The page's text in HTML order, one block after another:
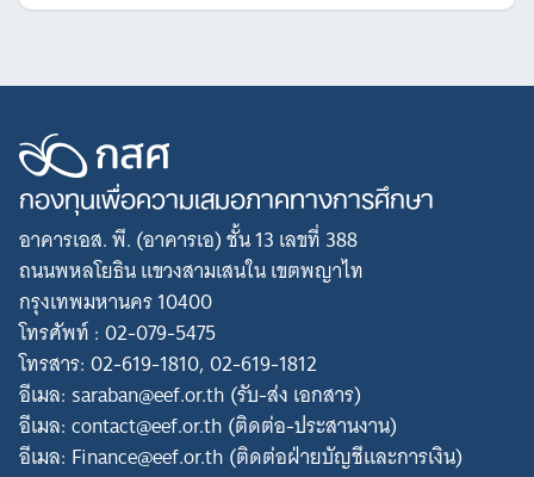
กองทุนเพื่อความเสมอภาคทางการศึกษา
อาคารเอส. พี. (อาคารเอ) ชั้น 13 เลขที่ 388
ถนนพหลโยธิน แขวงสามเสนใน เขตพญาไท
กรุงเทพมหานคร 10400
โทรศัพท์ : 02-079-5475
โทรสาร: 02-619-1810, 02-619-1812
อีเมล: saraban@eef.or.th (รับ-ส่ง เอกสาร)
อีเมล: contact@eef.or.th (ติดต่อ-ประสานงาน)
อีเมล: Finance@eef.or.th (ติดต่อฝ่ายบัญชีและการเงิน)